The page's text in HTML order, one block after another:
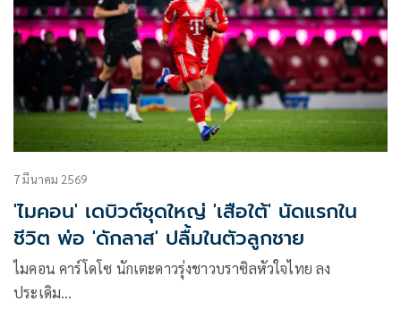
7 มีนาคม 2569
'ไมคอน' เดบิวต์ชุดใหญ่ 'เสือใต้' นัดแรกใน
ชีวิต พ่อ 'ดักลาส' ปลื้มในตัวลูกชาย
ไมคอน คาร์โดโซ นักเตะดาวรุ่งชาวบราซิลหัวใจไทย ลง
ประเดิม…